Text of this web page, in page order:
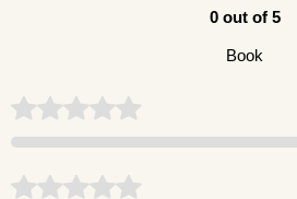
0 out of 5
Book